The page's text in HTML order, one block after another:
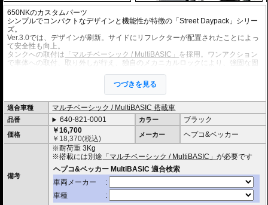
650NKのカスタムパーツ
シンプルでコンパクトなデザインと機能性が特徴の「Street Daypack」シリー
ズ。
Ver.3.0では、デザインが刷新。サイドにリフレクターが配置されたことによっ
て安全性も向上。
タンクへの取付は 「マルチベーシック / MultiBASIC」 を採用。ワンアクション
で車体への取付、取り外しが行え、独自のメカニカルロックにより、強固な固
「スピードラックEVO」
ックなどの車種別専用のキャリアと、各キャリアに対応したMultiBasicアダプ
ターを併用することで、リアバッグとしての使用も可能。シートバッグホルダ
ー シートパッド MultiBasicを使用すればシートバッグとしても使用できます。
多様な使い方が可能であり、いずれもMultiBasicロックシステムによって簡単
に確実な取付が行えます。
外寸 H x W x D : 約15 x 23 x 30 cm
内寸 H x W x D : 約14 x 22 x 29 cm
財布やカメラ、携帯などの身の回り品の持ち運びに便利なサイズ。手持ちハン
ドル付きで持ち運びも楽々。
つづきを見る
適合車種 マルチベーシック / MultiBASIC 搭載車
品番 640-821-0001 カラー ブラック
価格
￥16,700
￥ 18,370(税込) メーカー ヘプコ&ベッカー
備考
※耐荷重 3Kg
※搭載には別途 「マルチベーシック / MultiBASIC」が必要です